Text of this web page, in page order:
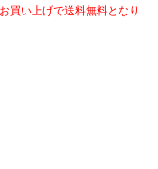
買い上げで送料無料となり